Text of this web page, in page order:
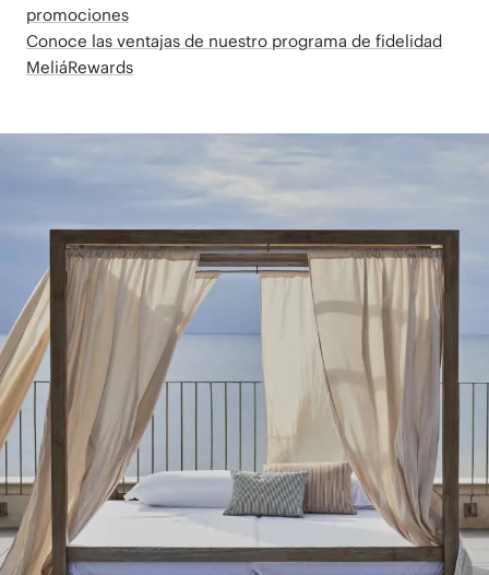
promociones
Conoce las ventajas de nuestro programa de fidelidad
MeliáRewards